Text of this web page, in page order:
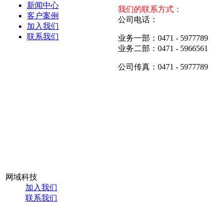
新闻中心
客户案例
加入我们
联系我们
我们的联系方式：
公司电话：
业务一部：0471 - 5977789
业务二部：0471 - 5966561
公司传真：0471 - 5977789
网域科技
加入我们
联系我们